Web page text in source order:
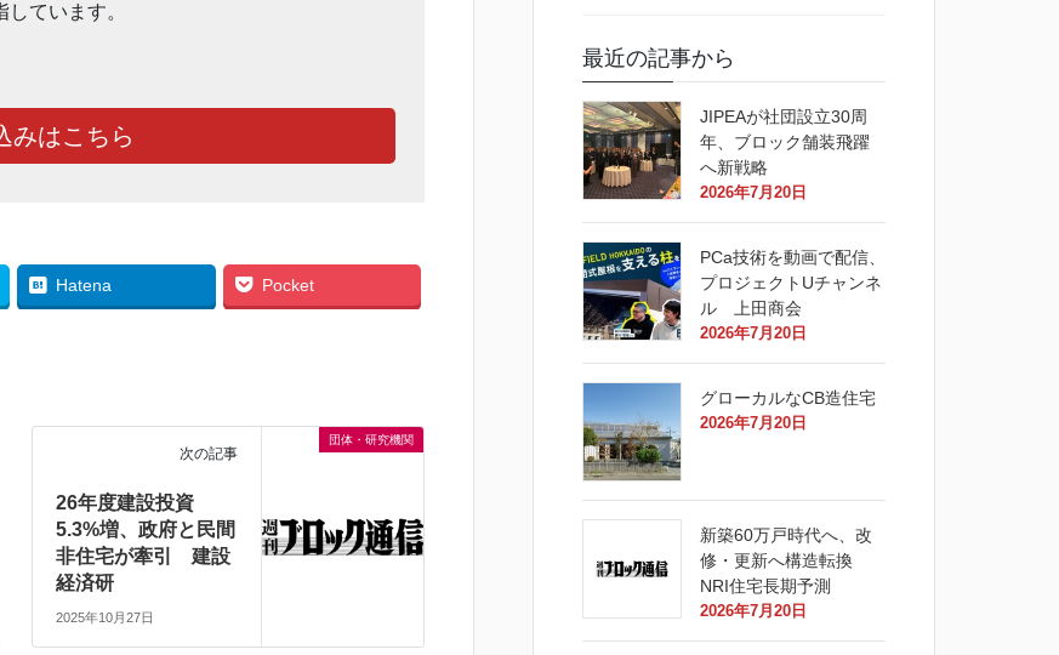
しています。
みはこちら
Hatena Pocket
団体・研究機関
次の記事
26年度建設投資
5.3%増、政府と民間
非住宅が牽引 建設
経済研
2025年10月27日
最近の記事から
JIPEAが社団設立30周
年、ブロック舗装飛躍
へ新戦略
2026年7月20日
PCa技術を動画で配信、
プロジェクトUチャンネ
ル 上田商会
2026年7月20日
グローカルなCB造住宅
2026年7月20日
新築60万戸時代へ、改
修・更新へ構造転換
NRI住宅長期予測
2026年7月20日